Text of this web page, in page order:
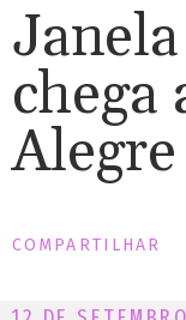
chega
Alegre
COMPARTILHAR